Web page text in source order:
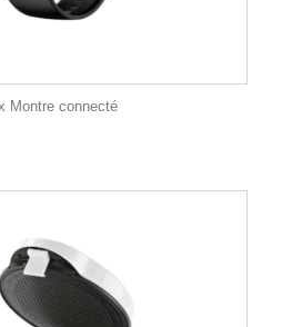
Montre connecté